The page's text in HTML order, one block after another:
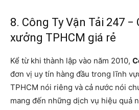
8. Công Ty Vận Tải 247 −
xưởng TPHCM giá rẻ
Kể từ khi thành lập vào năm 2010,
đơn vị uy tín hàng đầu trong lĩnh
TPHCM nói riêng và cả nước nói
mang đến những dịch vụ hiệu quả